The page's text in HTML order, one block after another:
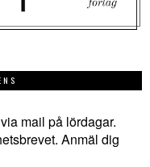
mail på lördagar.
Anmäl dig